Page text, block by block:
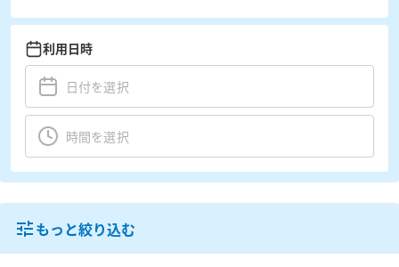
利用日時
もっと絞り込む